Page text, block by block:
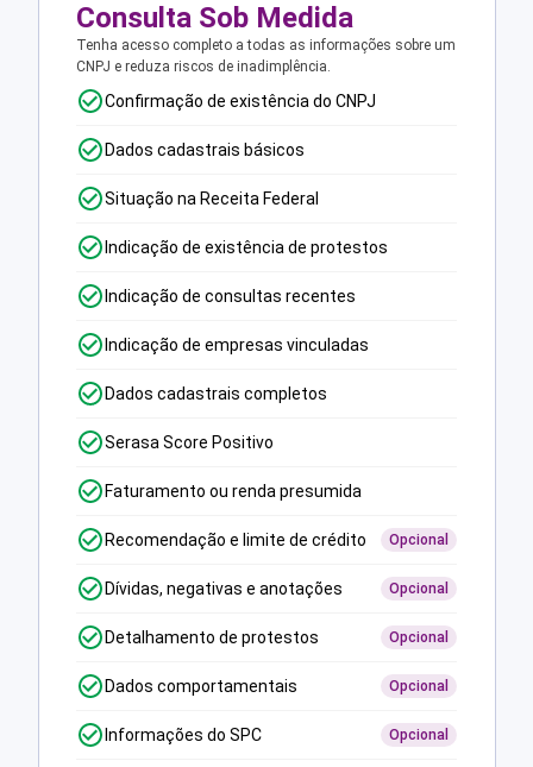
Consulta Sob Medida
Tenha acesso completo a todas as informações sobre um
CNPJ e reduza riscos de inadimplência.
Confirmação de existência do CNPJ
Dados cadastrais básicos
Situação na Receita Federal
Indicação de existência de protestos
Indicação de consultas recentes
Indicação de empresas vinculadas
Dados cadastrais completos
Serasa Score Positivo
Faturamento ou renda presumida
Recomendação e limite de crédito Opcional
Dívidas, negativas e anotações Opcional
Detalhamento de protestos Opcional
Dados comportamentais Opcional
Informações do SPC Opcional